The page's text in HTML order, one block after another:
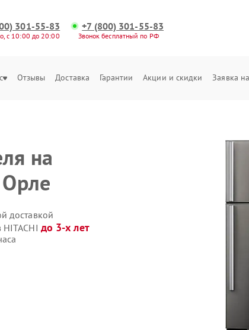
301-55-83
с 10:00 до 20:00
+7 (800) 301-55-83
Звонок бесплатный по РФ
Отзывы Доставка Гарантии Акции и скидки Заявка
на
доставкой
до 3-х лет